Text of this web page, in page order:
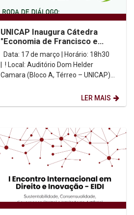
UNICAP Inaugura Cátedra
"Economia de Francisco e
Clara" com Roda de Diálogo
| ! Local: Auditório Dom Helder
Camara (Bloco A, Térreo – UNICAP)
LER MAIS